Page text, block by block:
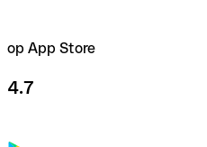
op App Store
4.7